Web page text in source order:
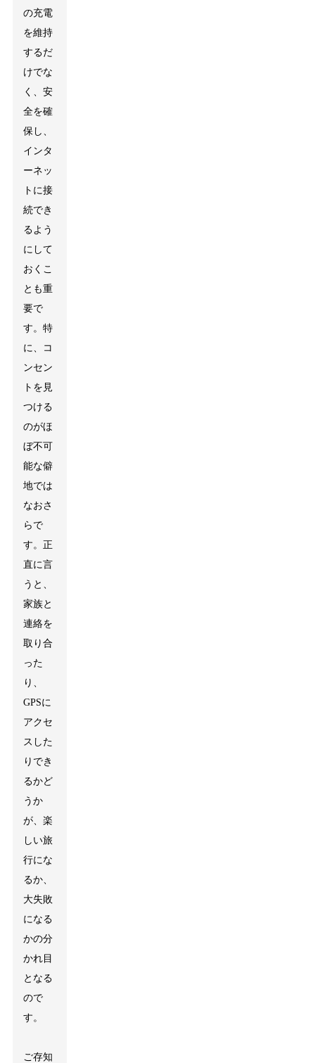
の充電
を維持
するだ
けでな
く、安
全を確
保し、
インタ
ーネッ
トに接
続でき
るよう
にして
おくこ
とも重
要で
す。特
に、コ
ンセン
トを見
つける
のがほ
ぼ不可
能な僻
地では
なおさ
らで
す。正
直に言
うと、
家族と
連絡を
取り合
った
り、
GPSに
アクセ
スした
りでき
るかど
うか
が、楽
しい旅
行にな
るか、
大失敗
になる
かの分
かれ目
となる
ので
す。
ご存知